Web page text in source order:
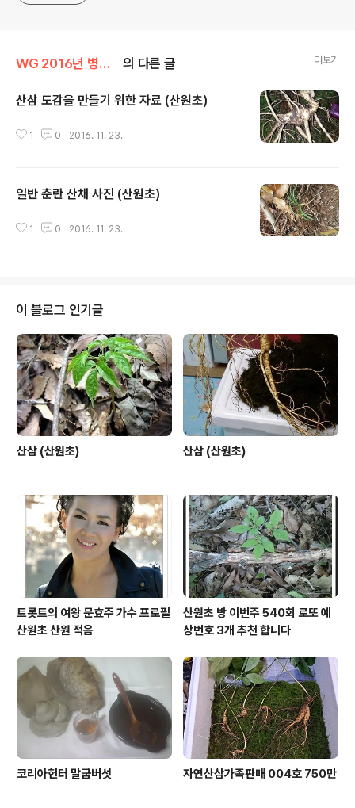
WG 2016년 병신년 기록 의 다른 글 더보기
산삼 도감을 만들기 위한 자료 (산원초)
1 0 2016. 11. 23.
일반 춘란 산채 사진 (산원초)
1 0 2016. 11. 23.
이 블로그 인기글
산삼 (산원초) 산삼 (산원초)
트롯트의 여왕 문효주 가수 프로필
산원초 산원 적음
산원초 방 이번주 540회 로또 예
상번호 3개 추천 합니다
코리아헌터 말굽버섯 자연산삼가족판매 004호 750만